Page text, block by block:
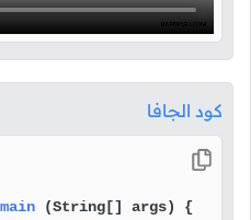
كود الجافا
main (String[] args) {